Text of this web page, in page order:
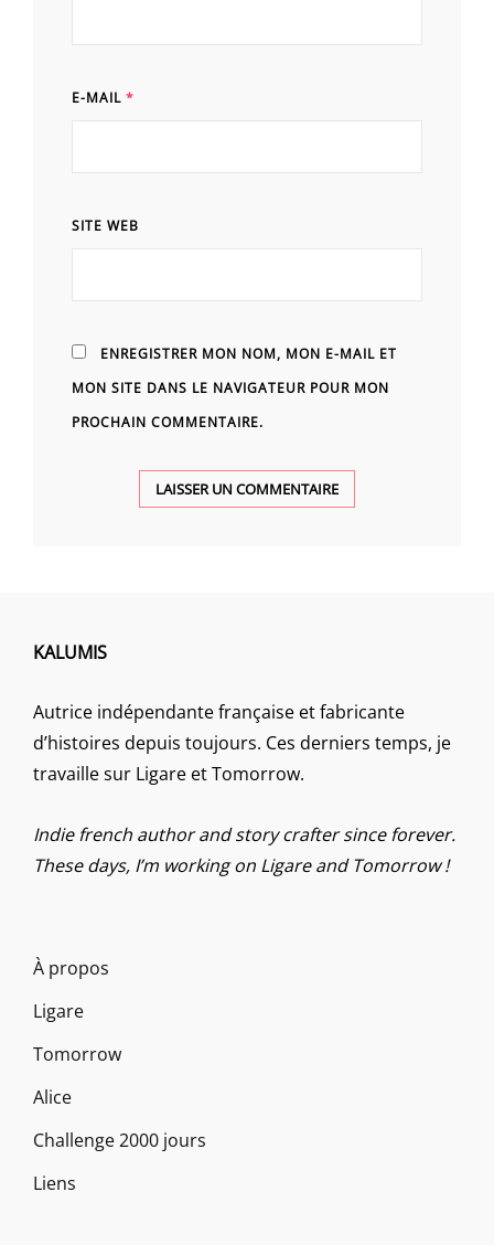
E-MAIL *
SITE WEB
ENREGISTRER MON NOM, MON E-MAIL ET
MON SITE DANS LE NAVIGATEUR POUR MON
PROCHAIN COMMENTAIRE.
KALUMIS
Autrice indépendante française et fabricante
d’histoires depuis toujours. Ces derniers temps, je
travaille sur Ligare et Tomorrow.
Indie french author and story crafter since forever.
These days, I’m working on Ligare and Tomorrow !
À propos
Ligare
Tomorrow
Alice
Challenge 2000 jours
Liens